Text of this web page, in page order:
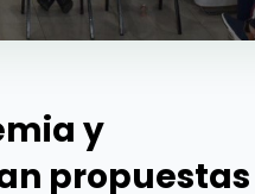
y
propuestas